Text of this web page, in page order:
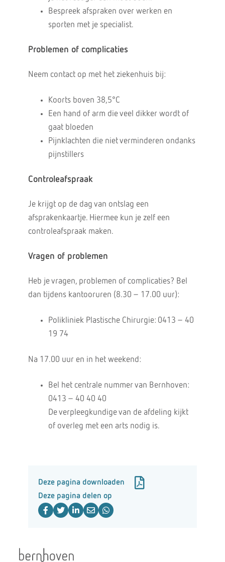
Bespreek afspraken over werken en
sporten met je specialist.
Problemen of complicaties
Neem contact op met het ziekenhuis bij:
Koorts boven 38,5°C
Een hand of arm die veel dikker wordt of
gaat bloeden
Pijnklachten die niet verminderen ondanks
pijnstillers
Controleafspraak
Je krijgt op de dag van ontslag een
afsprakenkaartje. Hiermee kun je zelf een
controleafspraak maken.
Vragen of problemen
Heb je vragen, problemen of complicaties? Bel
dan tijdens kantooruren (8.30 – 17.00 uur):
Polikliniek Plastische Chirurgie: 0413 – 40
19 74
Na 17.00 uur en in het weekend:
Bel het centrale nummer van Bernhoven:
0413 – 40 40 40
De verpleegkundige van de afdeling kijkt
of overleg met een arts nodig is.
Deze pagina downloaden
Deze pagina delen op